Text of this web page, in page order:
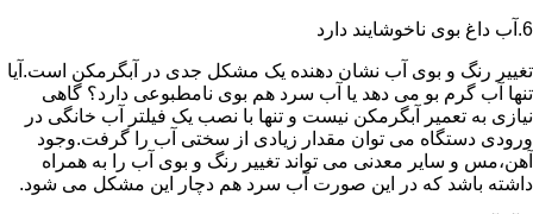
6.آب داغ بوی ناخوشایند دارد
تغییر رنگ و بوی آب نشان دهنده یک مشکل جدی در آبگرمکن است.آیا
تنها آب گرم بو می دهد یا آب سرد هم بوی نامطبوعی دارد؟ گاهی
نیازی به تعمیر آبگرمکن نیست و تنها با نصب یک فیلتر آب خانگی در
ورودی دستگاه می توان مقدار زیادی از سختی آب را گرفت.وجود
آهن،مس و سایر معدنی می تواند تغییر رنگ و بوی آب را به همراه
داشته باشد که در این صورت آب سرد هم دچار این مشکل می شود.